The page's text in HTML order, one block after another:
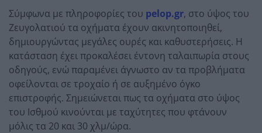
Σύμφωνα με πληροφορίες του pelop.gr, στο ύψος του
Ζευγολατιού τα οχήματα έχουν ακινητοποιηθεί,
δημιουργώντας μεγάλες ουρές και καθυστερήσεις. Η
κατάσταση έχει προκαλέσει έντονη ταλαιπωρία στους
οδηγούς, ενώ παραμένει άγνωστο αν τα προβλήματα
οφείλονται σε τροχαίο ή σε αυξημένο όγκο
επιστροφής. Σημειώνεται πως τα οχήματα στο ύψος
του Ισθμού κινούνται με ταχύτητες που φτάνουν
μόλις τα 20 και 30 χλμ/ώρα.